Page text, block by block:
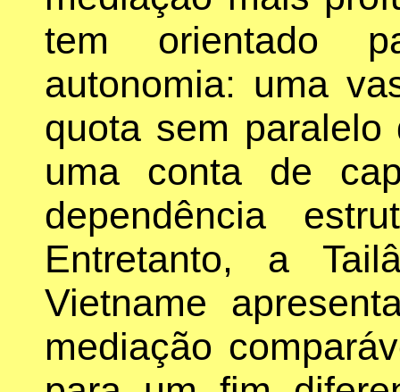
tem orientado
autonomia: uma
quota sem paralelo
uma conta de
dependência
Entretanto, a
Vietname
mediação